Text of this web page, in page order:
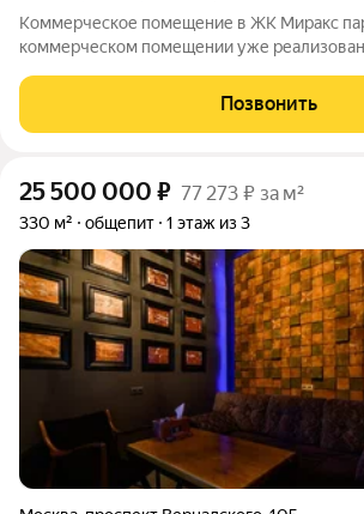
Коммерческое помещение в ЖК Миракс
коммерческом помещении уже
кофейню, бар, ресторан, пельменную,
метров с окнами и 411 метров цокольного
Позвонить
25 500 000 ₽ 77 273 ₽ за м²
330 м² общепит 1 этаж из 3